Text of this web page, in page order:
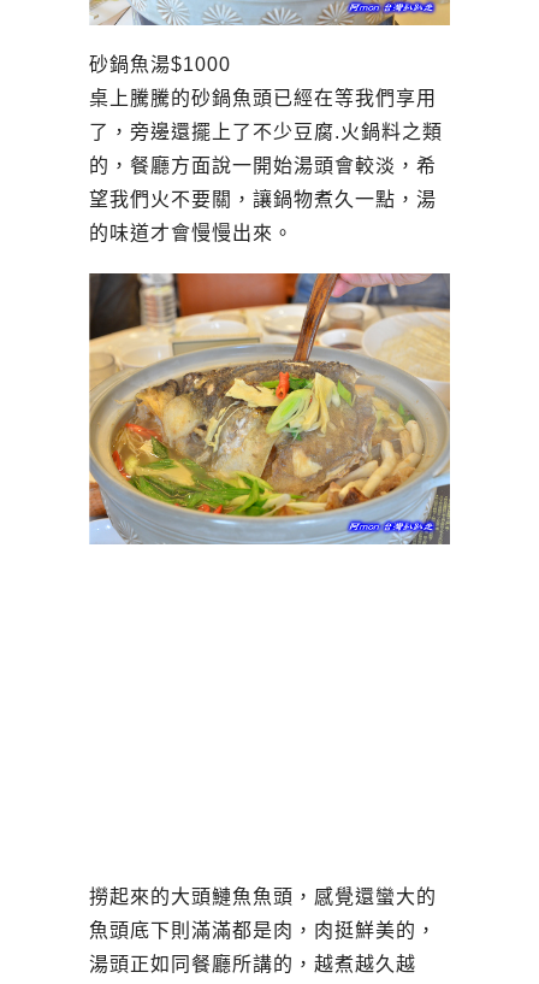
砂鍋魚湯$1000
桌上騰騰的砂鍋魚頭已經在等我們享用
了，旁邊還擺上了不少豆腐.火鍋料之類
的，餐廳方面說一開始湯頭會較淡，希
望我們火不要關，讓鍋物煮久一點，湯
的味道才會慢慢出來。
撈起來的大頭鰱魚 魚頭，感覺還蠻大的
魚頭底下則滿滿都是肉，肉挺鮮美的，
湯頭正如同餐廳所講的，越煮越久越